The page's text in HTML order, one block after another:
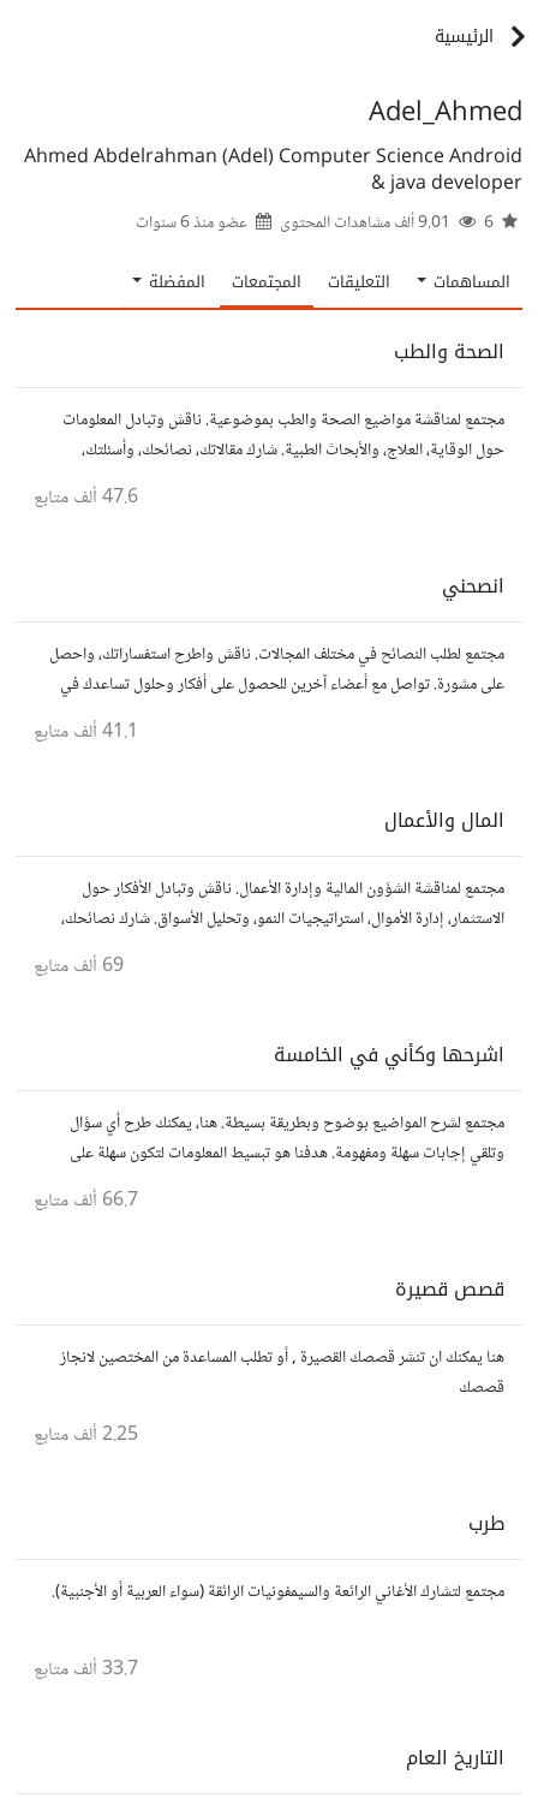
الرئيسية
Adel_Ahmed
Ahmed Abdelrahman (Adel) Computer Science Android
& java developer
عضو منذ6 سنوات
المساهمات التعليقات المجتمعات المفضلة
الصحة والطب
مجتمع لمناقشة مواضيع الصحة والطب بموضوعية. ناقش وتبادل المعلومات
حول الوقاية، العلاج، والأبحاث الطبية. شارك مقالاتك، نصائحك، وأسئلتك،
47.6 ألف متابع
انصحني
مجتمع لطلب النصائح في مختلف المجالات. ناقش واطرح استفساراتك، واحصل
على مشورة. تواصل مع أعضاء آخرين للحصول على أفكار وحلول تساعدك في
41.1 ألف متابع
المال والأعمال
مجتمع لمناقشة الشؤون المالية وإدارة الأعمال. ناقش وتبادل الأفكار حول
الاستثمار، إدارة الأموال، استراتيجيات النمو، وتحليل الأسواق. شارك نصائحك،
69 ألف متابع
اشرحها وكأني في الخامسة
مجتمع لشرح المواضيع بوضوح وبطريقة بسيطة. هنا، يمكنك طرح أي سؤال
وتلقي إجابات سهلة ومفهومة. هدفنا هو تبسيط المعلومات لتكون سهلة على
66.7 ألف متابع
قصص قصيرة
هنا يمكنك ان تنشر قصصك القصيرة , أو تطلب المساعدة من المختصين لانجاز
قصصك
2.25 ألف متابع
طرب
مجتمع لتشارك الأغاني الرائعة والسيمفونيات الرائقة (سواء العربية أو الأجنبية).
33.7 ألف متابع
التاريخ العام